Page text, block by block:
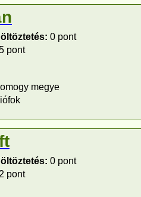
0 pont
pont
megye
0 pont
pont